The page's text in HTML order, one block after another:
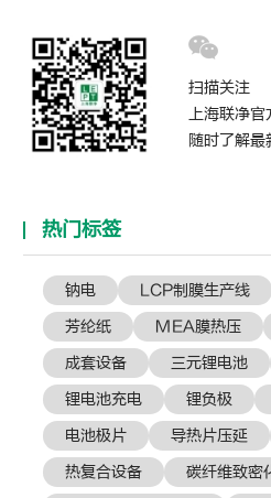
扫描关注
上海联净
随时了解最
热门标签
钠电 LCP制膜生产线
芳纶纸
MEA膜热压
成套设备
三元锂电池
锂电池充电
锂负极
电池极片
导热片压延
热复合设备
碳纤维致密